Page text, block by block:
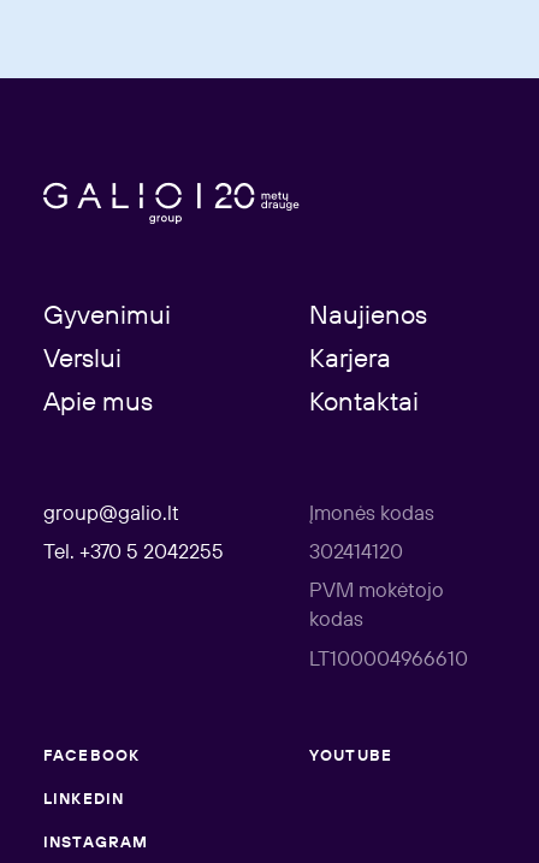
Gyvenimui
Naujienos
Verslui
Karjera
Apie mus
Kontaktai
group@galio.lt
Tel. +370 5 2042255
Įmonės kodas
302414120
PVM mokėtojo
kodas
LT100004966610
FACEBOOK
LINKEDIN
INSTAGRAM
YOUTUBE